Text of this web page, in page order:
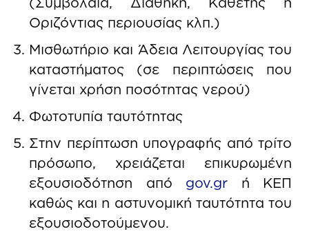
Οριζόντιας περιουσίας κλπ.)
Μισθωτήριο και Άδεια Λειτουργίας του
καταστήματος (σε περιπτώσεις που
γίνεται χρήση ποσότητας νερού)
Φωτοτυπία ταυτότητας
Στην περίπτωση υπογραφής από τρίτο
πρόσωπο, χρειάζεται επικυρωμένη
εξουσιοδότηση από gov.gr ή ΚΕΠ
καθώς και η αστυνομική ταυτότητα του
εξουσιοδοτούμενου.